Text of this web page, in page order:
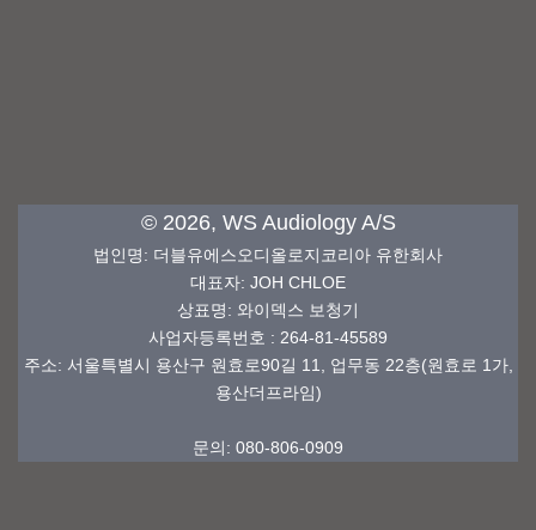
© 2026, WS Audiology A/S
법인명: 더블유에스오디올로지코리아 유한회사
대표자: JOH CHLOE
상표명: 와이덱스 보청기
사업자등록번호 : 264-81-45589
주소: 서울특별시 용산구 원효로90길 11, 업무동 22층(원효로 1가,
용산더프라임)
문의: 080-806-0909